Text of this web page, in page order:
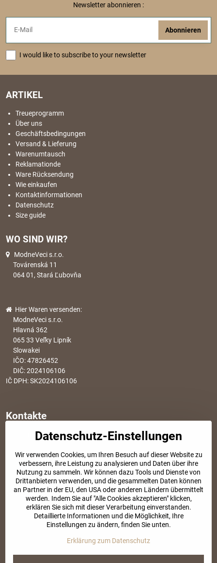
Newsletter abonnieren :
Abonnieren
I would like to subscribe to your newsletter
ARTIKEL
Treueprogramm
Über uns
Geschäftsbedingungen
Versand & Lieferung
Warenumtausch
Reklamationde
Ware Rücksendung
Wie einkaufen
Kontaktinformationen
Datenschutz
Size guide
WO SIND WIR?
ModneVeci s.r.o.
Továrenská 11
064 01, Stará Ľubovňa
Hier Waren versenden:
ModneVeci s.r.o.
Hlavná 362
065 33 Veľky Lipník
Slowakei
IČO: 47826452
DIČ: 2024106106
IČ DPH: SK2024106106
Kontakte
info​@modischesachen​.de
+421 917 917 801
Tel. Kundenservice von 8:30 bis 15:00
SOZIALE NETZWERKE
Facebook Instagram
©2026Urheberrecht
Datenschutz-Einstellungen
Wir verwenden Cookies, um Ihren Besuch auf dieser Website zu
verbessern, ihre Leistung zu analysieren und Daten über ihre
Nutzung zu sammeln. Wir können dazu Tools und Dienste von
Drittanbietern verwenden, und die gesammelten Daten können
an Partner in der EU, den USA oder anderen Ländern übermittelt
werden. Indem Sie auf "Alle Cookies akzeptieren" klicken,
erklären Sie sich mit dieser Verarbeitung einverstanden.
Detaillierte Informationen und die Möglichkeit, Ihre
Einstellungen zu ändern, finden Sie unten.
Erklärung zum Datenschutz